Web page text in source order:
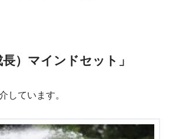
長）マインドセット」
しています。